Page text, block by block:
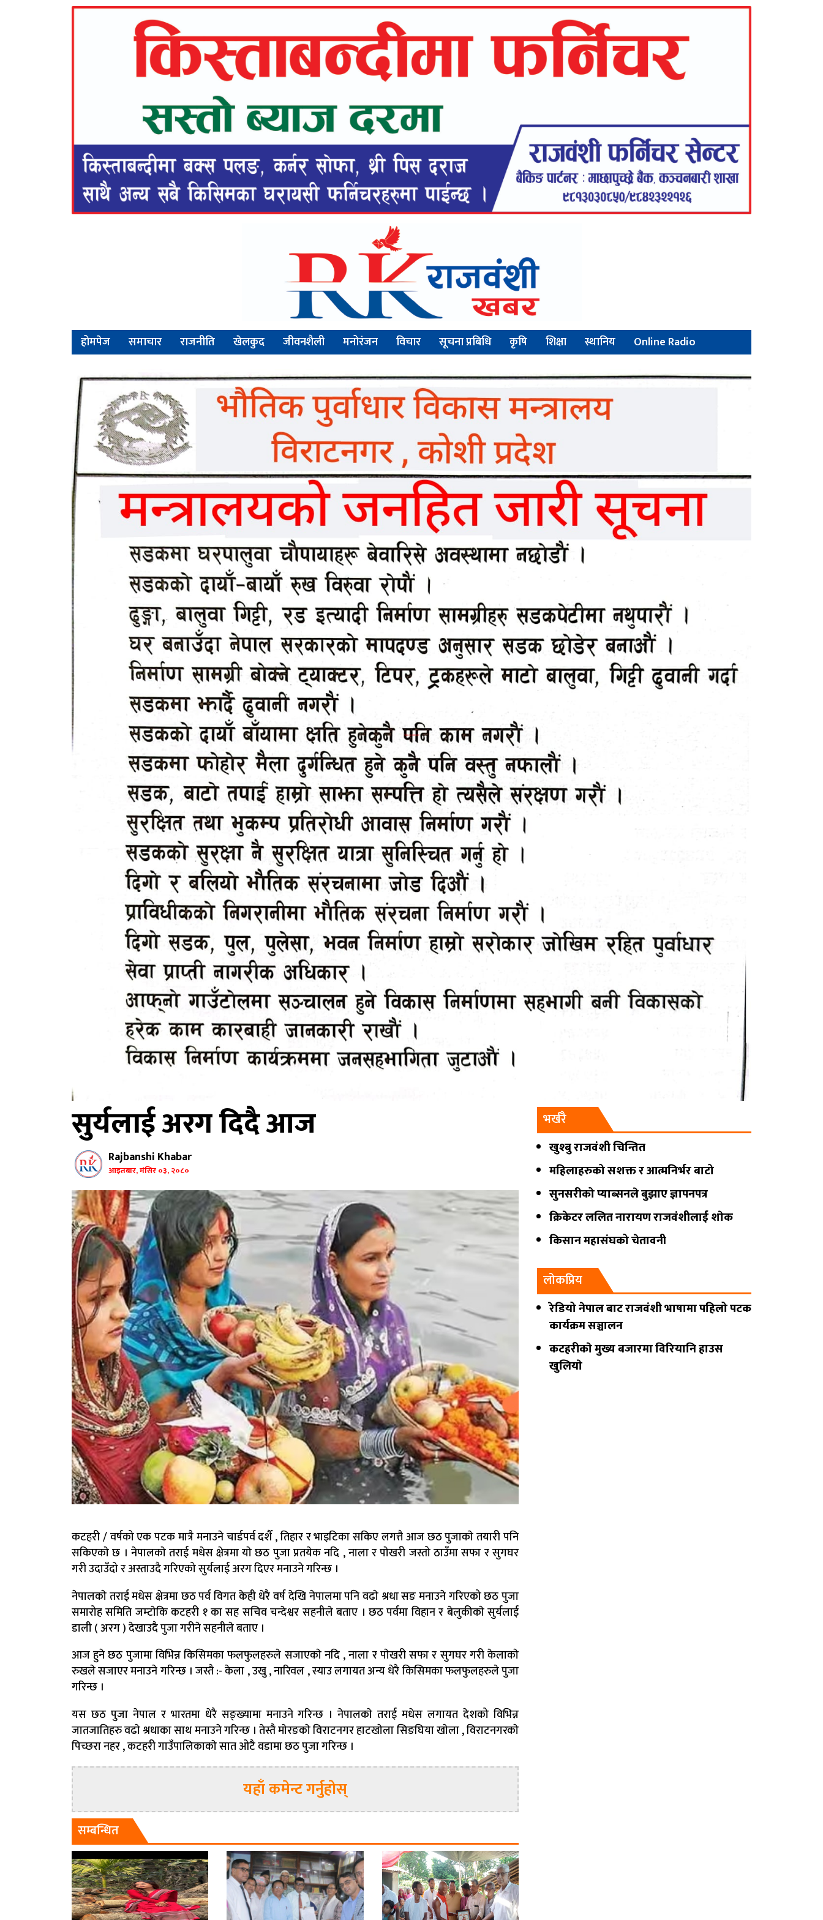
होमपेज समाचार राजनीति खेलकुद जीवनशैली मनोरंजन विचार सूचना प्रबिधि कृषि शिक्षा स्थानिय Online Radio
सुर्यलाई अरग दिदै आज
Rajbanshi Khabar
आइतबार, मंसिर ०३, २०८०
कटहरी / वर्षको एक पटक मात्रै मनाउने चार्डपर्व दशैँ , तिहार र भाइटिका सकिए लगत्तै आज छठ पुजाकाे तयारी पनि
सकिएकाे छ । नेपालकाे तराई मधेस क्षेत्रमा याे छठ पुजा प्रतयेक नदि , नाला र पाेखरी जस्तो ठाउँमा सफा र सुगघर
गरी उदाउँदो र अस्ताउदै गरिएको सुर्यलाई अरग दिएर मनाउने गरिन्छ ।
नेपालकाे तराई मधेस क्षेत्रमा छठ पर्व विगत केही धेरै वर्ष देखि नेपालमा पनि वढाे श्रधा सङ मनाउने गरिएको छठ पुजा
समारोह समिति जम्टाेकि कटहरी १ का सह सचिव चन्देश्वर सहनीले बताए । छठ पर्वमा विहान र बेलुकीकाे सुर्यलाई
डाली ( अरग ) देखाउदै पुजा गरीने सहनीले बताए ।
आज हुने छठ पुजामा विभिन्न किसिमका फलफुलहरुले सजाएकाे नदि , नाला र पाेखरी सफा र सुगघर गरी केलाकाे
रुखले सजाएर मनाउने गरिन्छ । जस्तै :- केला , उखु , नारिवल , स्याउ लगायत अन्य धेरै किसिमका फलफुलहरुले पुजा
गरिन्छ ।
यस छठ पुजा नेपाल र भारतमा धेरै सङ्ख्यामा मनाउने गरिन्छ । नेपालकाे तराई मधेस लगायत देशको विभिन्न
जातजातिहरु वढाे श्रधाका साथ मनाउने गरिन्छ । तेस्तै माेरङकाे विराटनगर हाटखाेला सिङघिया खाेला , विराटनगरकाे
पिच्छरा नहर , कटहरी गाउँपालिकाकाे सात ओटै वडामा छठ पुजा गरिन्छ ।
यहाँ कमेन्ट गर्नुहोस्
सम्बन्धित
खबरहरु
भर्खरै
खुश्बु राजवंशी चिन्तित
महिलाहरुको सशक्त र आत्मनिर्भर बाटो
सुनसरीको प्याब्सनले बुझाए ज्ञापनपत्र
क्रिकेटर ललित नारायण राजवंशीलाई शाेक
किसान महासंघको चेतावनी
लोकप्रिय
रेडियो नेपाल बाट राजवंशी भाषामा पहिलो पटक
कार्यक्रम सञ्चालन
कटहरीकाे मुख्य बजारमा विरियानि हाउस
खुलियाे